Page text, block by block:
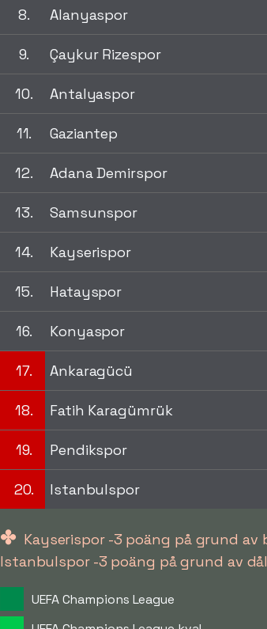
8. Alanyaspor
9. Çaykur Rizespor
10. Antalyaspor
11. Gaziantep
12. Adana Demirspor
13. Samsunspor
14. Kayserispor
15. Hatayspor
16. Konyaspor
17. Ankaragücü
18. Fatih Karagümrük
19. Pendikspor
20. Istanbulspor
✤ Kayserispor -3 poäng på grund
Istanbulspor -3 poäng på grund av
UEFA Champions League